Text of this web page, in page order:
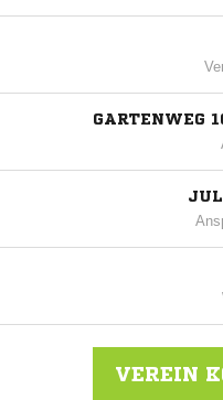
GARTENWEG
VEREIN